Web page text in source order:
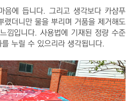
음에 듭니다. 그리고 생각보다 카샴푸
렸더니만 물을 뿌리며 거품을 제거해도
낌입니다. 사용법에 기재된 정량 수준
누릴 수 있으리라 생각됩니다.